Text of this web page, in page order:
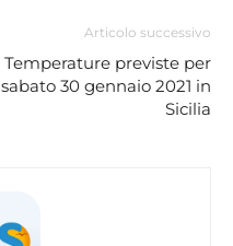
Articolo successivo
Temperature previste per
sabato 30 gennaio 2021 in
Sicilia